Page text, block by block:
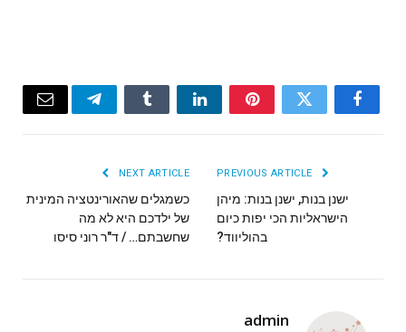
Facebook
Twitter
Pinterest
LinkedIn
Tumblr
Telegram
Email
ישנן בנות, ישנן בנות: מיהן
הישראליות הכי יפות כיום
בהוליווד?
NEXT ARTICLE
כשמגלים שהאורינטציה המינית
של ילדכם היא לא מה
שחשבתם… / ד"ר רוני סיסו
admin